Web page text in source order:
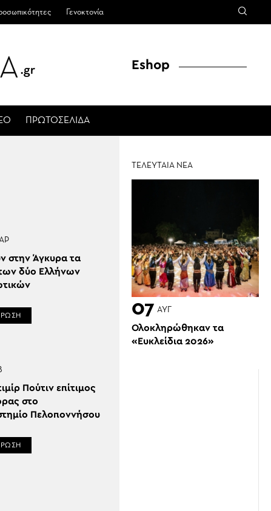
Γενοκτονία
ΠΡΩΤΟΣΕΛΙΔΑ
Eshop
στην Άγκυρα τα
δύο Ελλήνων
Πούτιν επίτιμος
στο
Πελοποννήσου
ΤΕΛΕΥΤΑΙΑ ΝΕΑ
07 ΑΥΓ
Ολοκληρώθηκαν τα
«Ευκλείδια 2026»